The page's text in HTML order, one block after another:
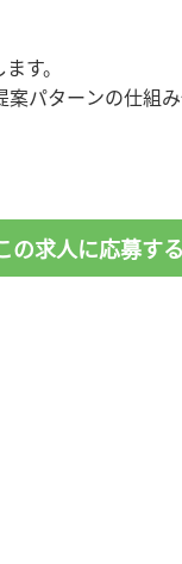
す。
パターンの仕組
の求人に応募する